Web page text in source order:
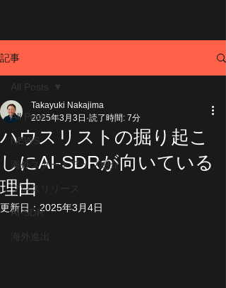
記事
All Posts
NEWS
海外スタートアップ紹介
プレスリリース
AI-SDR
海外進出
All Posts
ハウスリストの掘り起こ
しにAI-SDRが向いている
理由
Takayuki Nakajima
2025年3月3日 読了時間: 7分
更新日：2025年3月4日